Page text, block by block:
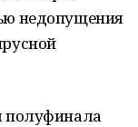
недопущения
полуфинала